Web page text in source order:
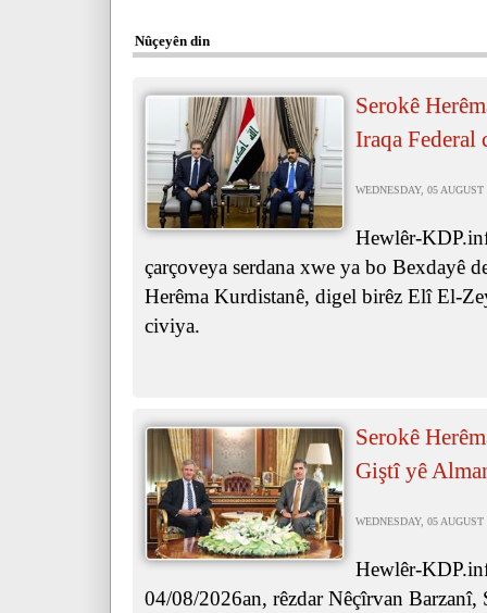
Nûçeyên din
Serokê
Iraqa Federal
WEDNESDAY, 05 AUGUST
Hewlêr-
çarçoveya serdana xwe ya bo Bexdayê
Herêma Kurdistanê, digel birêz Elî El-
civiya.
Serokê
Giştî yê
WEDNESDAY, 05 AUGUST
Hewlêr-
04/08/2026an, rêzdar Nêçîrvan Barzanî,